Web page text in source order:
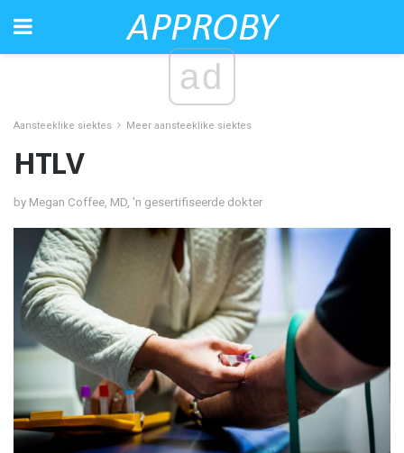
ad
Aansteeklike siektes Meer aansteeklike siektes
HTLV
by Megan Coffee, MD, 'n gesertifiseerde dokter